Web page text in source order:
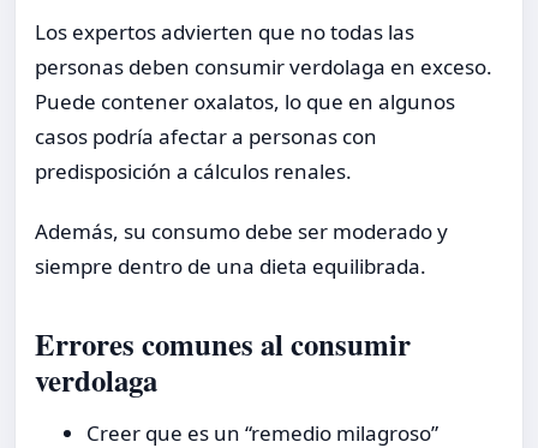
Los expertos advierten que no todas las
personas deben consumir verdolaga en exceso.
Puede contener oxalatos, lo que en algunos
casos podría afectar a personas con
predisposición a cálculos renales.
Además, su consumo debe ser moderado y
siempre dentro de una dieta equilibrada.
Errores comunes al consumir
verdolaga
Creer que es un “remedio milagroso”